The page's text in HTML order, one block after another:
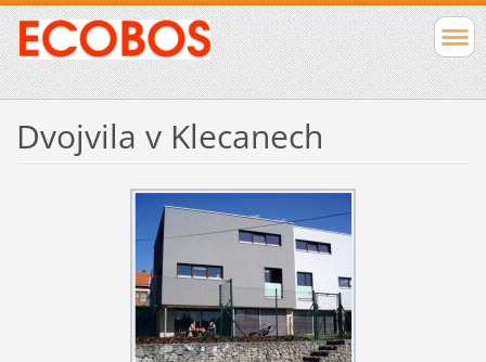
Dvojvila v Klecanech